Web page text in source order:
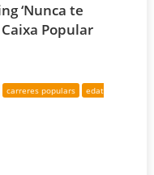
‘Nunca te
Popular
carreres populars
edat